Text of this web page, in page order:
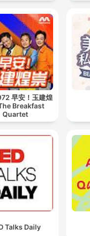
早安！玉建煌
Breakfast
Quartet
Talks Daily